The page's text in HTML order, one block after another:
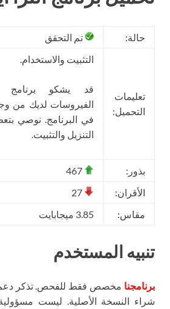
حالة: تم التحقق
تعليمات
التحميل:
التثبيت والاستخدام.
قد يشكو برنامج
الفيروسات لديك من
في البرنامج. نوصي
التنزيل والتثبيت.
بذور:
الأقران:
مقاس:
3.85 ميجابايت
تنبيه المستخدم
برنامجنا مخصص فقط للفحص. تذكر
شراء النسخة الأصلية. ليست